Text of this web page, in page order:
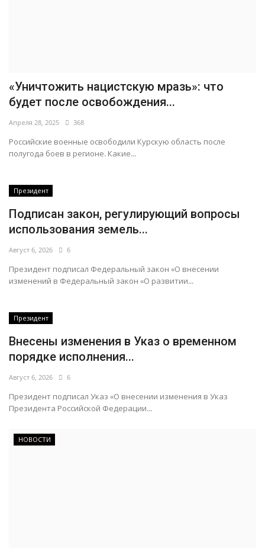
«Уничтожить нацистскую мразь»: что
будет после освобождения...
Апреля 28, 2025 368
Российские военные освободили Курскую область после
полугода боев в регионе. Какие...
Президент
Подписан закон, регулирующий вопросы
использования земель...
Август 6, 2026 6
Президент подписал Федеральный закон «О внесении
изменений в Федеральный закон «О развитии...
Президент
Внесены изменения в Указ о временном
порядке исполнения...
Август 6, 2026 6
Президент подписал Указ «О внесении изменения в Указ
Президента Российской Федерации...
НОВОСТИ